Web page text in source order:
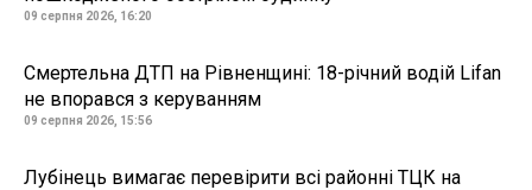
09 серпня 2026, 16:20
Смертельна ДТП на Рівненщині: 18-річний водій Lifan
не впорався з керуванням
09 серпня 2026, 15:56
Лубінець вимагає перевірити всі районні ТЦК на